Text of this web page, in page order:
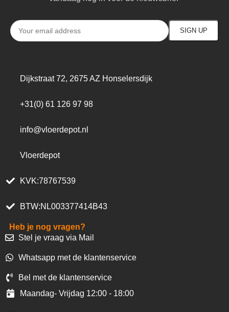
Dijkstraat 72, 2675 AZ Honselersdijk
+31(0) 61 126 97 98
info@vloerdepot.nl
Vloerdepot
KVK:78767539
BTW:NL003377414B43
Heb je nog vragen?
Stel je vraag via Mail
Whatsapp met de klantenservice
Bel met de klantenservice
Maandag- Vrijdag 12:00 - 18:00